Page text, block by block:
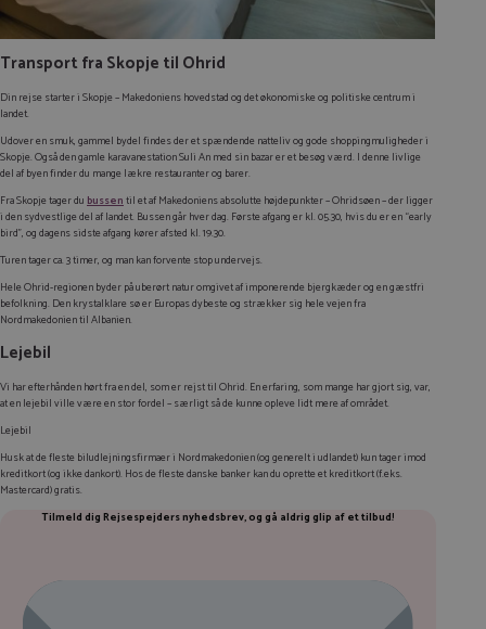
Transport fra Skopje til Ohrid
Din rejse starter i Skopje – Makedoniens hovedstad og det økonomiske og politiske centrum i
landet.
Udover en smuk, gammel bydel findes der et spændende natteliv og gode shoppingmuligheder i
Skopje. Også den gamle karavanestationSuli Anmed sin bazar er et besøg værd. I denne livlige
del af byen finder du mange lækre restauranter og barer.
Fra Skopje tager du bussentil et af Makedoniens absolutte højdepunkter – Ohridsøen – der ligger
i den sydvestlige del af landet. Bussen går hver dag. Første afgang er kl. 05.30, hvis du er en “early
bird”, og dagens sidste afgang kører afsted kl. 19.30.
Turen tager ca. 3 timer, og man kan forvente stop undervejs.
Hele Ohrid-regionen byder på uberørt natur omgivet af imponerende bjergkæder og en gæstfri
befolkning. Den krystalklare sø er Europas dybeste og strækker sig hele vejen fra
Nordmakedonien til Albanien.
Lejebil
Vi har efterhånden hørt fra en del, som er rejst til Ohrid. En erfaring, som mange har gjort sig, var,
at en lejebil ville være en stor fordel – særligt så de kunne opleve lidt mere af området.
Lejebil
Husk at de fleste biludlejningsfirmaer i Nordmakedonien (og generelt i udlandet) kun tager imod
kreditkort (og ikke dankort). Hos de fleste danske banker kan du oprette et kreditkort (f.eks.
Mastercard) gratis.
Tilmeld dig Rejsespejders nyhedsbrev, og gå aldrig glip af et tilbud!